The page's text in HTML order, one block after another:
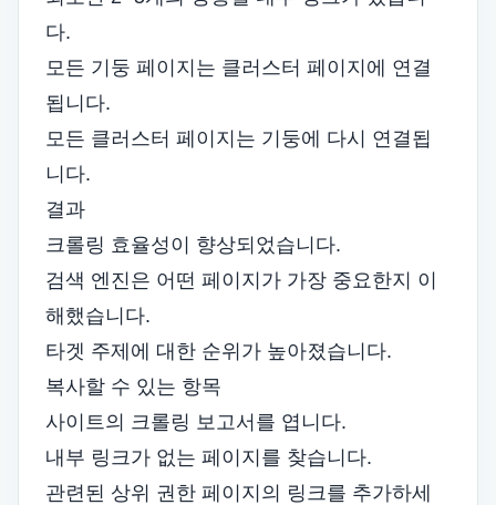
다.
모든 기둥 페이지는 클러스터 페이지에 연결
됩니다.
모든 클러스터 페이지는 기둥에 다시 연결됩
니다.
결과
크롤링 효율성이 향상되었습니다.
검색 엔진은 어떤 페이지가 가장 중요한지 이
해했습니다.
타겟 주제에 대한 순위가 높아졌습니다.
복사할 수 있는 항목
사이트의 크롤링 보고서를 엽니다.
내부 링크가 없는 페이지를 찾습니다.
관련된 상위 권한 페이지의 링크를 추가하세